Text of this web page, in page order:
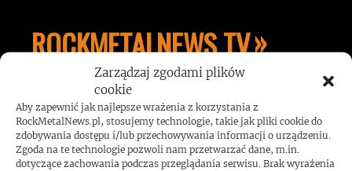
Zarządzaj zgodami plików
cookie
Aby zapewnić jak najlepsze wrażenia z korzystania z
RockMetalNews.pl, stosujemy technologie, takie jak pliki cookie do
zdobywania dostępu i/lub przechowywania informacji o urządzeniu.
Zgoda na te technologie pozwoli nam przetwarzać dane, m.in.
dotyczące zachowania podczas przeglądania serwisu. Brak wyrażenia
ROCKMETALNEWS TV
JESTEŚMY BLISKO
ZESPOŁÓW, KONCERTÓW I